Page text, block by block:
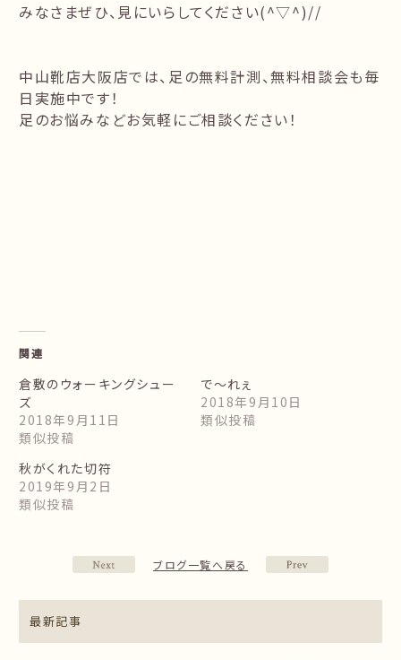
みなさまぜひ、見にいらしてください(^▽^)//
中山靴店大阪店では、足の無料計測、無料相談会も毎
日実施中です！
足のお悩みなどお気軽にご相談ください！
関連
倉敷のウォーキングシュー
ズ
2018年9月11日
類似投稿
で～れぇ
2018年9月10日
類似投稿
秋がくれた切符
2019年9月2日
類似投稿
ブログ一覧へ戻る
最新記事